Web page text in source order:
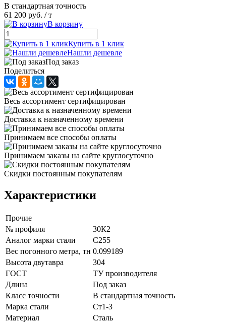
В стандартная точность
61 200 руб. / т
В корзину
Купить в 1 клик
Нашли дешевле
Под заказ
Поделиться
Весь ассортимент сертифицирован
Доставка к назначенному времени
Принимаем все способы оплаты
Принимаем заказы на сайте круглосуточно
Скидки постоянным покупателям
Характеристики
Прочие
№ профиля
30К2
Аналог марки стали
С255
Вес погонного метра, тн 0.099189
Высота двутавра
304
ГОСТ
ТУ производителя
Длина
Под заказ
Класс точности
В стандартная точность
Марка стали
Ст1-3
Материал
Сталь